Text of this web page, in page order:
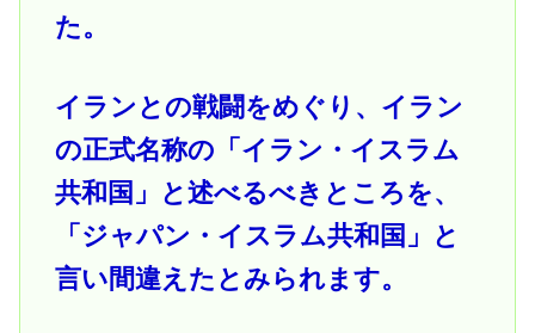
た。
イランとの戦闘をめぐり、イラン
の正式名称の「イラン・イスラム
共和国」と述べるべきところを、
「ジャパン・イスラム共和国」と
言い間違えたとみられます。